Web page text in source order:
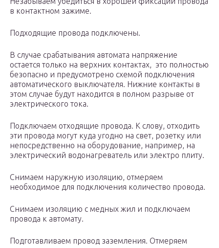
в контактном зажиме.
Подходящие провода подключены.
В случае срабатывания автомата напряжение
остается только на верхних контактах, это полностью
безопасно и предусмотрено схемой подключения
автоматического выключателя. Нижние контакты в
этом случае будут находится в полном разрыве от
электрического тока.
Подключаем отходящие провода. К слову, отходить
эти провода могут куда угодно на свет, розетку или
непосредственно на оборудование, например, на
электрический водонагреватель или электро плиту.
Снимаем наружную изоляцию, отмеряем
необходимое для подключения количество провода.
Снимаем изоляцию с медных жил и подключаем
провода к автомату.
Подготавливаем провод заземления. Отмеряем